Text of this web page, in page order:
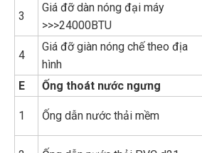
3
Giá đỡ dàn nóng đại máy
>>>24000BTU
4
Giá đỡ giàn nóng chế theo địa
hình
E
Ống thoát nước ngưng
1 Ống dẫn nước thải mềm